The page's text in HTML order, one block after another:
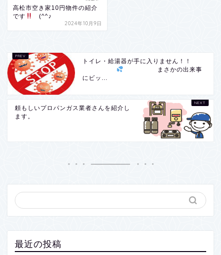
高松市空き家10円物件の紹介
です
(^^♪
2024年10月9日
トイレ・給湯器が手に入りません！！
まさかの出来事
にビッ...
頼もしいプロパンガス業者さんを紹介し
ます。
最近の投稿